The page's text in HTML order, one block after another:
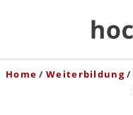
Home Weiterbildung